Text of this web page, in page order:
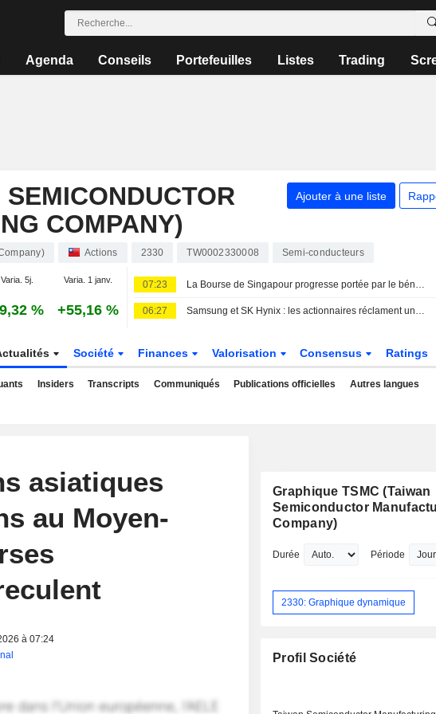
Agenda Conseils Portefeuilles Listes Trading
COMPANY)
Ajouter à une liste
Actions 2330 TW0002330008 Semi-conducteurs
Varia. 5j. Varia. 1 janv.
% +55,16 %
07:23 La Bourse de Singapour progresse portée par le bénéfice record de DBS ; les autres marchés asiatiques reculent
06:27 Samsung et SK Hynix : les actionnaires réclament une redistribution de la manne financière issue de l'IA
Société Finances Valorisation Consensus Ratings
Insiders Transcripts Communiqués Publications officielles Autres langues
asiatiques
au Moyen-
à 07:24
Graphique TSMC (Taiwan
Semiconductor
Company)
Durée Période
2330: Graphique dynamique
Profil Société